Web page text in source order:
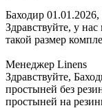
Баходир 01.01.2026,
Здравствуйте, у
такой размер
Менеджер Linens
Здравствуйте,
простыней без
простыней на